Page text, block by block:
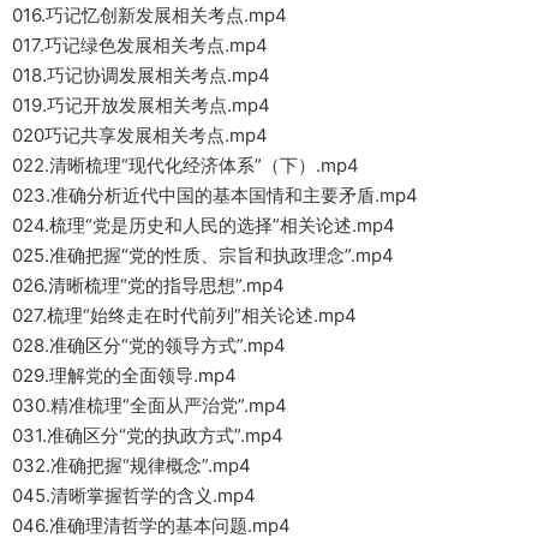
016.巧记忆创新发展相关考点.mp4
017.巧记绿色发展相关考点.mp4
018.巧记协调发展相关考点.mp4
019.巧记开放发展相关考点.mp4
020巧记共享发展相关考点.mp4
022.清晰梳理“现代化经济体系”（下）.mp4
023.准确分析近代中国的基本国情和主要矛盾.mp4
024.梳理“党是历史和人民的选择”相关论述.mp4
025.准确把握“党的性质、宗旨和执政理念”.mp4
026.清晰梳理“党的指导思想”.mp4
027.梳理“始终走在时代前列”相关论述.mp4
028.准确区分“党的领导方式”.mp4
029.理解党的全面领导.mp4
030.精准梳理“全面从严治党”.mp4
031.准确区分“党的执政方式”.mp4
032.准确把握“规律概念”.mp4
045.清晰掌握哲学的含义.mp4
046.准确理清哲学的基本问题.mp4